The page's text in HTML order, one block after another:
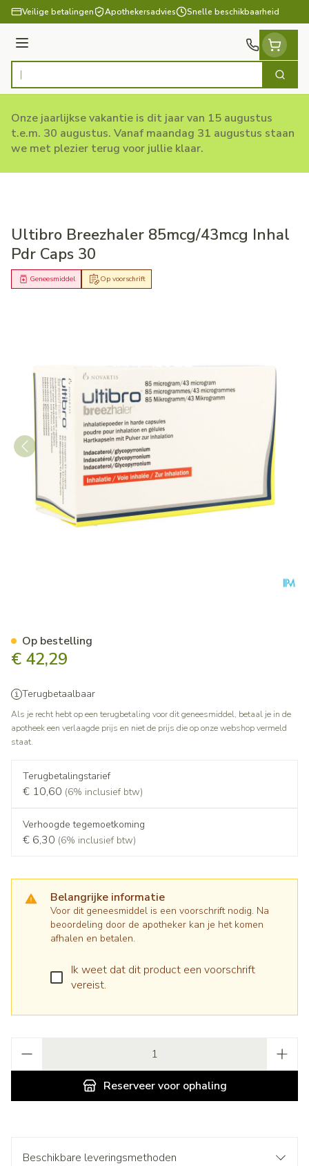
Ga naar de inhoud
Veilige betalingen Apothekersadvies Snelle beschikbaarheid
Menu
Product, merk, categorie... Zoek
Onze jaarlijkse vakantie is dit jaar van 15 augustus
t.e.m. 30 augustus. Vanaf maandag 31 augustus staan
we met plezier terug voor jullie klaar.
Ultibro Breezhaler 85mcg/43mcg Inhal
Pdr Caps 30
Op voorschrift
Geneesmiddel
€ 42,29
Terugbetaalbaar
Als je recht hebt op een terugbetaling voor dit geneesmiddel, betaal je in de
apotheek een verlaagde prijs en niet de prijs die op onze webshop vermeld
staat.
Terugbetalingstarief
€ 10,60 (6% inclusief btw)
Verhoogde tegemoetkoming
€ 6,30 (6% inclusief btw)
Belangrijke informatie
Voor dit geneesmiddel is een voorschrift nodig. Na
beoordeling door de apotheker kan je het komen
afhalen en betalen.
Ik weet dat dit product een voorschrift
vereist.
Reserveervoor ophaling
Op bestelling
Beschikbare leveringsmethoden